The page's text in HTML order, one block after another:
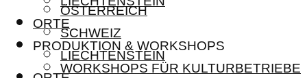
ORTE
PRODUKTION & WORKSHOPS
WORKSHOPS FÜR KULTURBETRIEBE
ÖSTERREICH
SCHWEIZ
LIECHTENSTEIN